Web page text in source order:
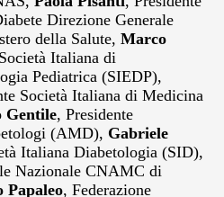
Direzione Generale
della Salute, Marco
Italiana di
Pediatrica (SIEDP),
Società Italiana di Medicina
Gentile, Presidente
(AMD), Gabriele
Italiana Diabetologia (SID),
Nazionale CNAMC di
Papaleo, Federazione